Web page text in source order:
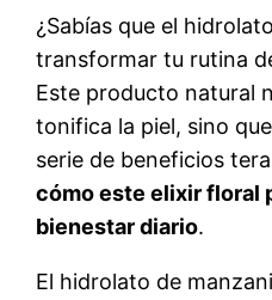
¿Sabías que el
transformar tu rutina
Este producto natural
tonifica la piel, sino
serie de beneficios
cómo este elixir floral
bienestar diario.
El hidrolato de